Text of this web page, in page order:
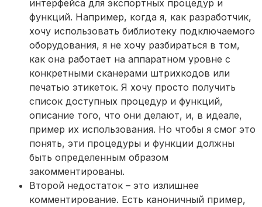
интерфейса для экспортных процедур и
функций. Например, когда я, как разработчик,
хочу использовать библиотеку подключаемого
оборудования, я не хочу разбираться в том,
как она работает на аппаратном уровне с
конкретными сканерами штрихкодов или
печатью этикеток. Я хочу просто получить
список доступных процедур и функций,
описание того, что они делают, и, в идеале,
пример их использования. Но чтобы я смог это
понять, эти процедуры и функции должны
быть определенным образом
закомментированы.
Второй недостаток – это излишнее
комментирование. Есть каноничный пример,